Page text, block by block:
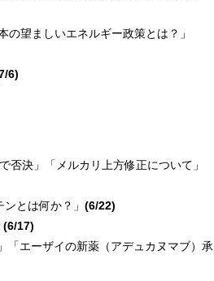
望ましいエネルギー政策とは？」
6)
決」「メルカリ上方修正について」
とは何か？」 (6/22)
(6/17)
「エーザイの新薬（アデュカヌマブ）承